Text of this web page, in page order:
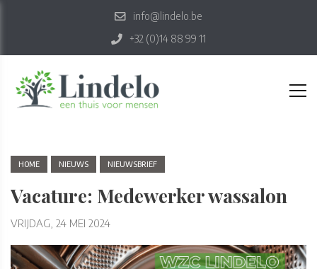
info@lindelo.be
+32 (0)14 88 99 11
HOME NIEUWS NIEUWSBRIEF
Vacature: Medewerker wassalon
VRIJDAG, 24 MEI 2024